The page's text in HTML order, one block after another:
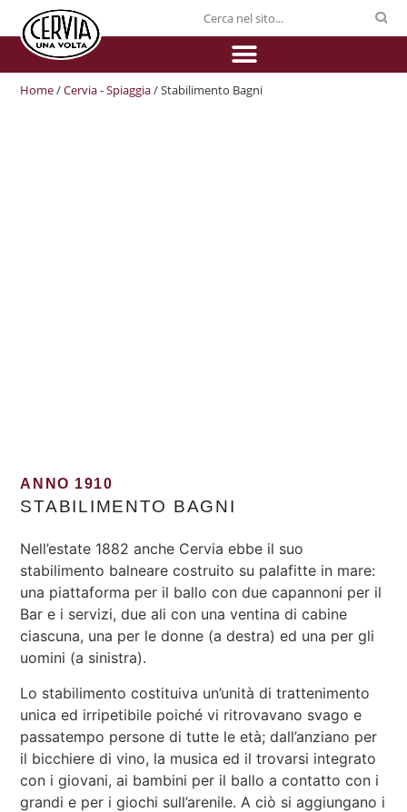
Home/Cervia - Spiaggia/ Stabilimento Bagni
ANNO 1910
STABILIMENTO BAGNI
Nell’estate 1882 anche Cervia ebbe il suo
stabilimento balneare costruito su palafitte in mare:
una piattaforma per il ballo con due capannoni per il
Bar e i servizi, due ali con una ventina di cabine
ciascuna, una per le donne (a destra) ed una per gli
uomini (a sinistra).
Lo stabilimento costituiva un’unità di trattenimento
unica ed irripetibile poiché vi ritrovavano svago e
passatempo persone di tutte le età; dall’anziano per
il bicchiere di vino, la musica ed il trovarsi integrato
con i giovani, ai bambini per il ballo a contatto con i
grandi e per i giochi sull’arenile. A ciò si aggiungano i